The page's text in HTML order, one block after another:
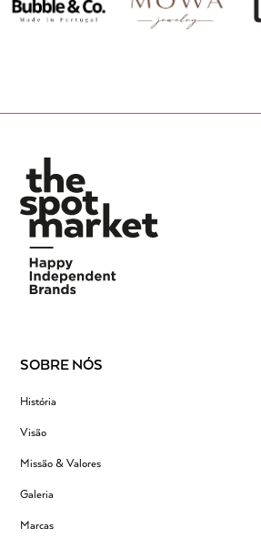
SOBRE NÓS
História
Visão
Missão & Valores
Galeria
Marcas